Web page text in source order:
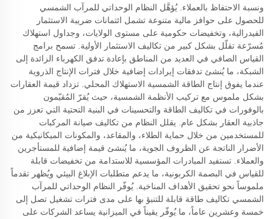
ونسبة الاحتفاظ بالعملاء. يُؤهَّل النظام الوحداتي للمرآب الشمسي
للحصول على حوافز مالية متنوعة تشمل ائتمانات ضريبة الاستثمار
الفيدرالية، وتخفيضات حكومية على مستوى الولايات، وجداول استهلاك
مُسرّعة تقلّل بشكل كبير من تكاليف الاستثمار الأولية. تسمح برامج
القياس الصافي في العديد من المناطق بإعادة تدفق الكهرباء الزائدة إلى
الشبكة، ما يُنشئ تدفقات إيرادات إضافية خلال فترات الإنتاج الذروية
عندما يفوق إنتاج الطاقة الشمسية الاستهلاك المحلي. تزداد قيمة العقارات
بشكل ملموس مع تركيب الأنظمة الشمسية، حيث يُقرّ المُقيّمون
بالوفورات في تكاليف الطاقة والتحسينات في البنية التحتية التي تعزز من
جاذبية العقار بشكل عام. يقلل النظام من تكاليف صيانة المركبات
للمستخدمين من خلال حماية الطلاء، والمقاعد، والمكونات الميكانيكية من
الأضرار الناتجة عن الظروف الجوية، ما يُنشئ قيمة إضافية للمستأجرين
والعملاء. تستفيد المبادرات المؤسسية للاستدامة من تخفيضات قابلة
للقياس في البصمة الكربونية، ما يدعم متطلبات الإبلاغ البيئي ويُظهر تقدماً
ملموساً نحو تحقيق الأهداف المناخية. يُوفّر النظام الوحداتي للمرآب
الشمسي تكاليف طاقة قابلة للتنبؤ بها على مدى فترات تشغيل تصل إلى
خمسة وعشرين عاماً، ما يُوفّر يقيناً في الميزانية يساعد الشركات على